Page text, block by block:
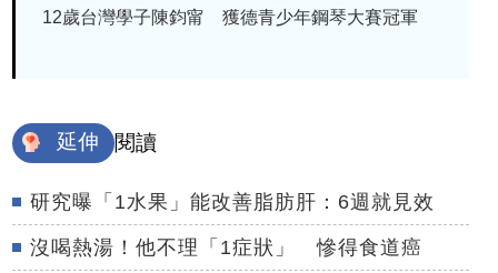
12歲台灣學子陳鈞甯 獲德青少年鋼琴大賽冠軍
延伸 閱讀
研究曝「1水果」能改善脂肪肝：6週就見效
沒喝熱湯！他不理「1症狀」 慘得食道癌